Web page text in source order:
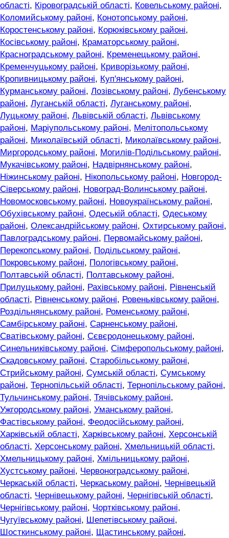
області, Кіровоградській області, Ковельському районі,
Коломийському районі, Конотопському районі,
Коростенському районі, Корюківському районі,
Косівському районі, Краматорському районі,
Красноградському районі, Кременецькому районі,
Кременчуцькому районі, Криворізькому районі,
Кропивницькому районі, Куп'янському районі,
Курманському районі, Лозівському районі, Лубенському
районі, Луганській області, Луганському районі,
Луцькому районі, Львівській області, Львівському
районі, Маріупольському районі, Мелітопольському
районі, Миколаївській області, Миколаївському районі,
Миргородському районі, Могилів-Подільському районі,
Мукачівському районі, Надвірнянському районі,
Ніжинському районі, Нікопольському районі, Новгород-
Сіверському районі, Новоград-Волинському районі,
Новомосковському районі, Новоукраїнському районі,
Обухівському районі, Одеській області, Одеському
районі, Олександрійському районі, Охтирському районі,
Павлоградському районі, Первомайському районі,
Перекопському районі, Подільському районі,
Покровському районі, Пологівському районі,
Полтавській області, Полтавському районі,
Прилуцькому районі, Рахівському районі, Рівненській
області, Рівненському районі, Ровеньківському районі,
Роздільнянському районі, Роменському районі,
Самбірському районі, Сарненському районі,
Сватівському районі, Сєвєродонецькому районі,
Синельниківському районі, Сімферопольському районі,
Скадовському районі, Старобільському районі,
Стрийському районі, Сумській області, Сумському
районі, Тернопільській області, Тернопільському районі,
Тульчинському районі, Тячівському районі,
Ужгородському районі, Уманському районі,
Фастівському районі, Феодосійському районі,
Харківській області, Харківському районі, Херсонській
області, Херсонському районі, Хмельницькій області,
Хмельницькому районі, Хмільницькому районі,
Хустському районі, Червоноградському районі,
Черкаській області, Черкаському районі, Чернівецькій
області, Чернівецькому районі, Чернігівській області,
Чернігівському районі, Чортківському районі,
Чугуївському районі, Шепетівському районі,
Шосткинському районі, Щастинському районі,